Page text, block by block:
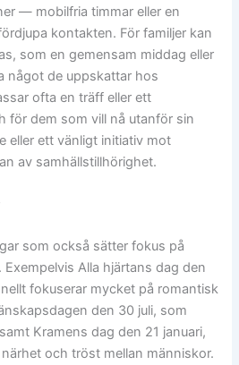
— mobilfria timmar eller en
kontakten. För familjer kan
som en gemensam middag eller
något de uppskattar hos
ofta en träff eller ett
för dem som vill nå utanför sin
eller ett vänligt initiativ mot
av samhällstillhörighet.
som också sätter fokus på
Alla hjärtans dag den
fokuserar mycket på romantisk
den 30 juli, som
Kramens dag den 21 januari,
och tröst mellan människor.